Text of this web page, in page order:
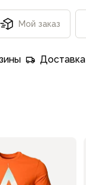
Мой заказ
Доставка